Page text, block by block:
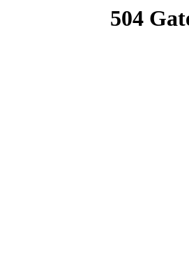
504